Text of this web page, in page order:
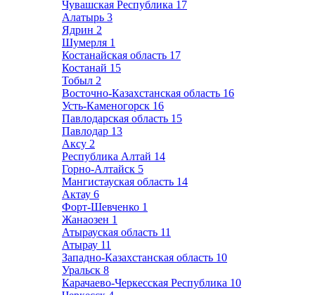
Чувашская Республика 17
Алатырь 3
Ядрин 2
Шумерля 1
Костанайская область 17
Костанай 15
Тобыл 2
Восточно-Казахстанская область 16
Усть-Каменогорск 16
Павлодарская область 15
Павлодар 13
Аксу 2
Республика Алтай 14
Горно-Алтайск 5
Мангистауская область 14
Актау 6
Форт-Шевченко 1
Жанаозен 1
Атырауская область 11
Атырау 11
Западно-Казахстанская область 10
Уральск 8
Карачаево-Черкесская Республика 10